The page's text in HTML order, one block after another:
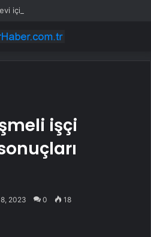
işçi
2023 0 18